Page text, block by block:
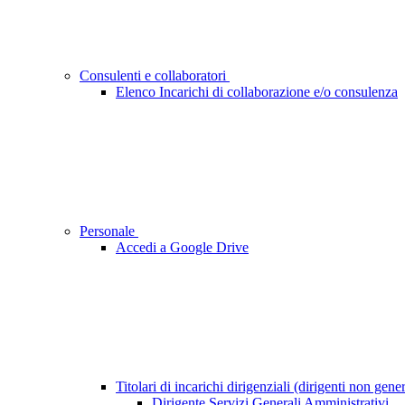
Consulenti e collaboratori
Elenco Incarichi di collaborazione e/o consulenza
Personale
Accedi a Google Drive
Titolari di incarichi dirigenziali (dirigenti non